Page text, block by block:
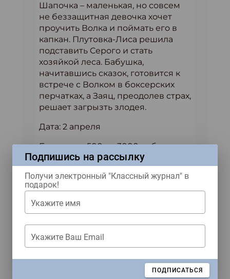
Шапочка – маленькая, но совсем
не беззащитная девочка хочет
проучить Волка и поймать его в
капкан. Плутовка-Лиса решила
подставить Cерого и стать
хозяйкой леса. Бабушка,
начитавшись сказок, готовится к
встрече с Волком в боксерских
перчатках, а Заяц, преодолев страх,
решает загрызть злодея.
Дата: 2 апреля
Билеты: от 500 до 3000 руб.
Где: Театр п/р Геннадия Чихачева,
ул. 1-я Новокузьминская, 1
Подпишись на рассылку
Получи электронный "Классный журнал" в
подарок!
Укажите имя
Укажите Ваш Email
ПОДПИСАТЬСЯ